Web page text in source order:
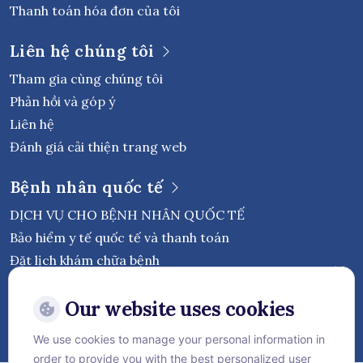
Thanh toán hóa đơn của tôi
Liên hệ chúng tôi
Tham gia cùng chúng tôi
Phản hồi và góp ý
Liên hệ
Đánh giá cải thiện trang web
Bệnh nhân quốc tế
DỊCH VỤ CHO BỆNH NHÂN QUỐC TẾ
Bảo hiểm y tế quốc tế và thanh toán
Đặt lịch khám chữa bệnh
Theo dõi Bệnh viện Quốc tế Vejthani
Our website uses cookies
We use cookies to manage your personal information in
order to provide you with the best personalized user